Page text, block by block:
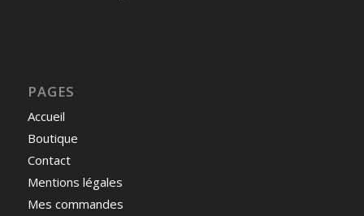
PAGES
Accueil
Boutique
Contact
Mentions légales
Mes commandes